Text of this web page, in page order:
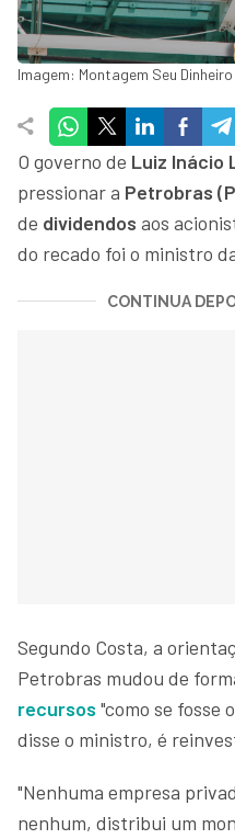
Imagem: Montagem Seu Dinheiro
O governo de Luiz Inácio
pressionar a Petrobras
de dividendos aos
do recado foi o ministro
CONTINUA
Segundo Costa, a
Petrobras mudou de
recursos "como se fosse
disse o ministro, é
"Nenhuma empresa
nenhum, distribui um